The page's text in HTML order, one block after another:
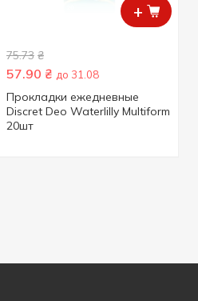
+
75.73 ₴
57.90 ₴ до 31.08
Прокладки ежедневные
Discret Deo Waterlilly Multiform
20шт